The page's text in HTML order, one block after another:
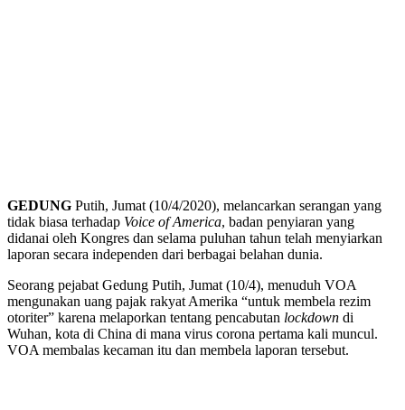
GEDUNG Putih, Jumat (10/4/2020), melancarkan serangan yang
tidak biasa terhadap Voice of America, badan penyiaran yang
didanai oleh Kongres dan selama puluhan tahun telah menyiarkan
laporan secara independen dari berbagai belahan dunia.
Seorang pejabat Gedung Putih, Jumat (10/4), menuduh VOA
mengunakan uang pajak rakyat Amerika “untuk membela rezim
otoriter” karena melaporkan tentang pencabutan lockdown di
Wuhan, kota di China di mana virus corona pertama kali muncul.
VOA membalas kecaman itu dan membela laporan tersebut.